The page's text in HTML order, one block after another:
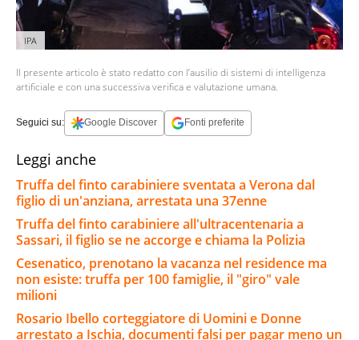
IPA
Il presente articolo è stato redatto con l’ausilio di sistemi di intelligenza
artificiale e con una successiva verifica e valutazione umana.
Seguici su: Google Discover Fonti preferite
Leggi anche
Truffa del finto carabiniere sventata a Verona dal
figlio di un'anziana, arrestata una 37enne
Truffa del finto carabiniere all'ultracentenaria a
Sassari, il figlio se ne accorge e chiama la Polizia
Cesenatico, prenotano la vacanza nel residence ma
non esiste: truffa per 100 famiglie, il "giro" vale
milioni
Rosario Ibello corteggiatore di Uomini e Donne
arrestato a Ischia, documenti falsi per pagar meno un